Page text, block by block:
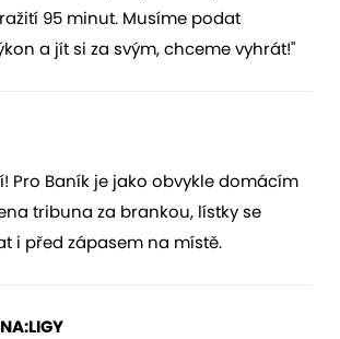
95 minut. Musíme podat
a jít si za svým, chceme vyhrát!"
Pro Baník je jako obvykle domácím
tribuna za brankou, lístky se
i před zápasem na místě.